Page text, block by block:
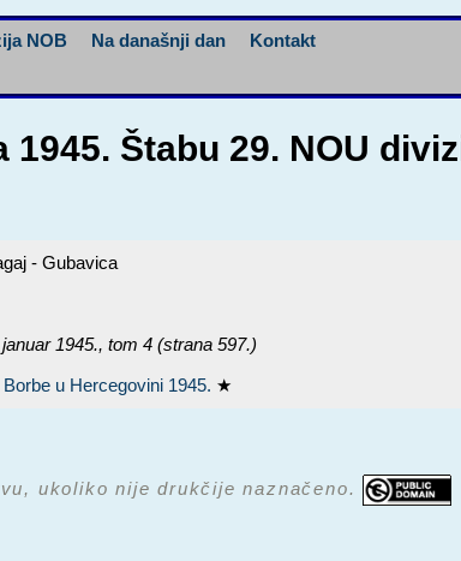
NOB Na današnji dan
Kontakt
Štabu 29. NOU
- Gubavica
1945., tom 4 (strana 597.)
Borbe u Hercegovini 1945. ★
ukoliko nije drukčije naznačeno.